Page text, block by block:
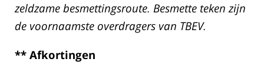
zeldzame besmettingsroute. Besmette teken zijn
de voornaamste overdragers van TBEV.
** Afkortingen